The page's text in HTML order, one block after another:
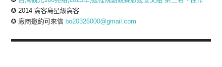
✪ 2014 窩客島星級窩客
✪ 廠商邀約可來信 bo20326000@gmail.com